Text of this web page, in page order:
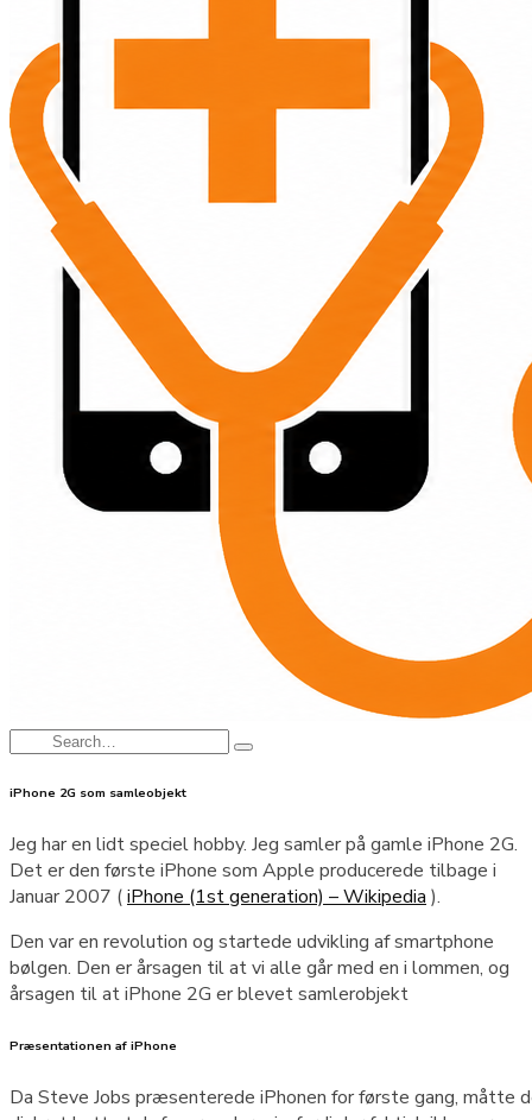
Search
Type
iPhone 2G som samleobjekt
Jeg har en lidt speciel hobby. Jeg samler på gamle iPhone 2G.
Det er den første iPhone som Apple producerede tilbage i
Januar 2007 (iPhone (1st generation) – Wikipedia ).
Den var en revolution og startede udvikling af smartphone
bølgen. Den er årsagen til at vi alle går med en i lommen, og
årsagen til at iPhone 2G er blevet samlerobjekt
Præsentationen af iPhone
Da Steve Jobs præsenterede iPhonen for første gang, måtte